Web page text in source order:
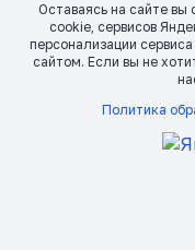
Оставаясь на сайте вы
сookie, сервисов
персонализации
сайтом. Если вы не
Политика